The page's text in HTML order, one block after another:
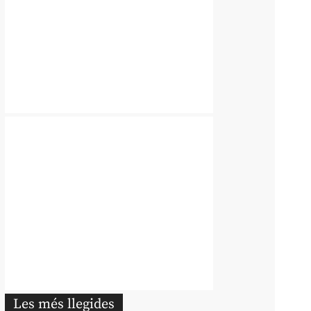
Les més llegides